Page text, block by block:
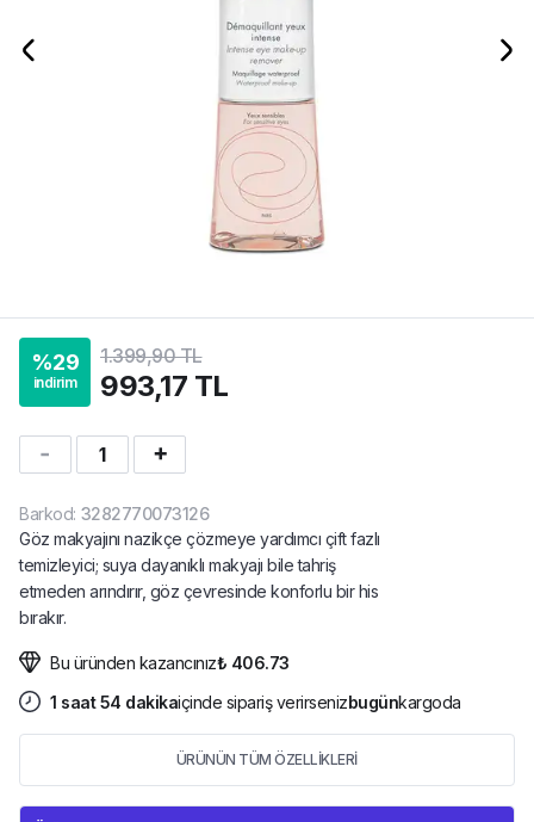
%29
indirim
1.399,90 TL
993,17 TL
1
Barkod: 3282770073126
Göz makyajını nazikçe çözmeye yardımcı çift fazlı
temizleyici; suya dayanıklı makyajı bile tahriş
etmeden arındırır, göz çevresinde konforlu bir his
bırakır.
Bu üründen kazancınız₺ 406.73
1 saat 54 dakikaiçinde sipariş verirsenizbugünkargoda
ÜRÜNÜN TÜM ÖZELLİKLERİ